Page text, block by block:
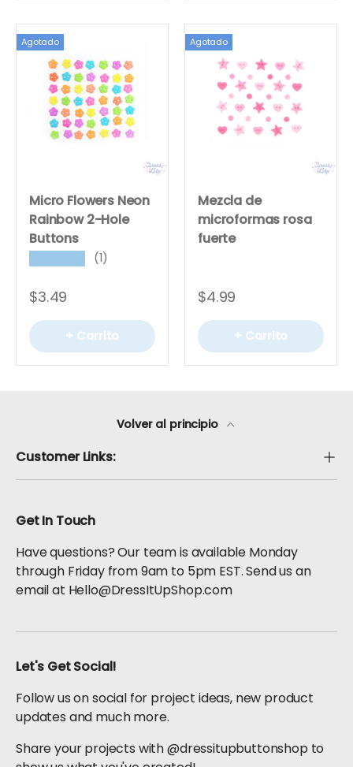
Agotado
Micro Flowers Neon
Rainbow 2-Hole
Buttons
(1)
$3.49
+ Carrito
Agotado
Mezcla de
microformas rosa
fuerte
$4.99
+ Carrito
Volver al principio
Customer Links:
Get In Touch
Have questions? Our team is available Monday
through Friday from 9am to 5pm EST. Send us an
email at Hello@DressItUpShop.com
Let's Get Social!
Follow us on social for project ideas, new product
updates and much more.
Share your projects with @dressitupbuttonshop to